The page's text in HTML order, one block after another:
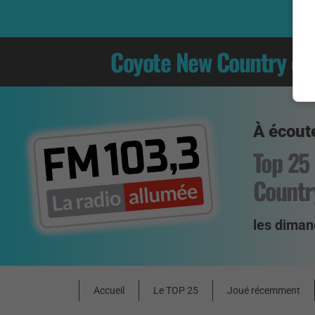
Coyote New Country
À
Top
les
Accueil Le TOP 25 Joué récemment